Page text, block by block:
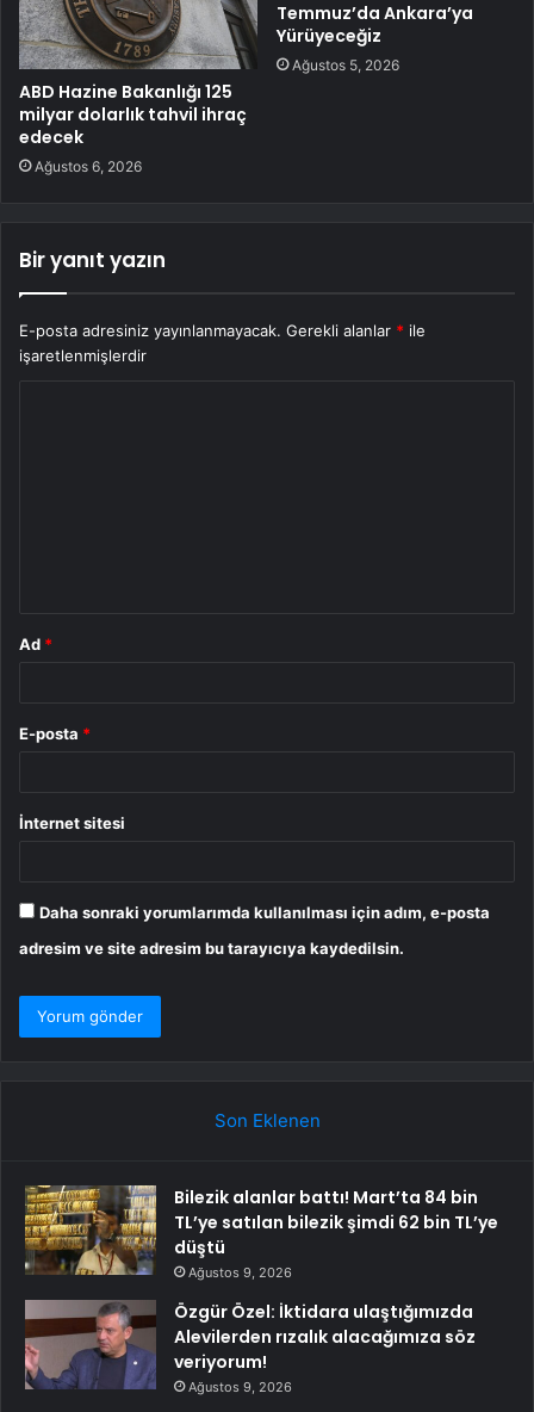
ABD Hazine Bakanlığı 125
milyar dolarlık tahvil ihraç
edecek
Ağustos 6, 2026
Temmuz’da Ankara’ya
Yürüyeceğiz
Ağustos 5, 2026
Bir yanıt yazın
E-posta adresiniz yayınlanmayacak. Gerekli alanlar * ile
işaretlenmişlerdir
Ad *
E-posta *
İnternet sitesi
Daha sonraki yorumlarımda kullanılması için adım, e-posta
adresim ve site adresim bu tarayıcıya kaydedilsin.
Son Eklenen
Bilezik alanlar battı! Mart’ta 84 bin
TL’ye satılan bilezik şimdi 62 bin TL’ye
düştü
Ağustos 9, 2026
Özgür Özel: İktidara ulaştığımızda
Alevilerden rızalık alacağımıza söz
veriyorum!
Ağustos 9, 2026